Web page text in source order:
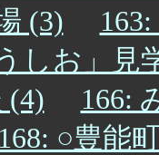
(3)
しお」見
(4)
166:
168: ○豊能